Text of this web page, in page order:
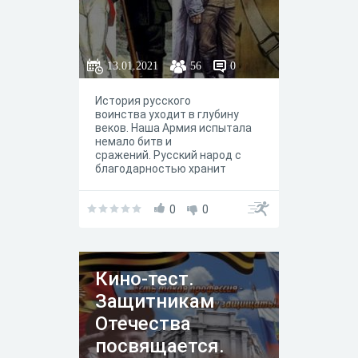
13.01.2021 56 0
История русского
воинства уходит в глубину
веков. Наша Армия испытала
немало битв и
сражений. Русский народ с
благодарностью хранит
полководцах и воинах,
0 0
Кино-тест.
Защитникам
Отечества
посвящается.